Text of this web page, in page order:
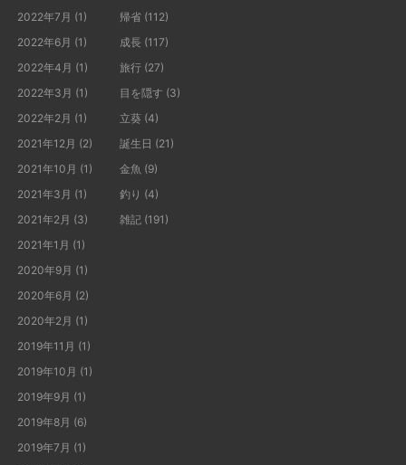
2022年7月 (1)
2022年6月 (1)
2022年4月 (1)
2022年3月 (1)
2022年2月 (1)
2021年12月 (2)
2021年10月 (1)
2021年3月 (1)
2021年2月 (3)
2021年1月 (1)
2020年9月 (1)
2020年6月 (2)
2020年2月 (1)
2019年11月 (1)
2019年10月 (1)
2019年9月 (1)
2019年8月 (6)
2019年7月 (1)
帰省(112)
成長 (117)
旅行(27)
目を隠す (3)
立葵(4)
誕生日 (21)
金魚 (9)
釣り (4)
雑記(191)